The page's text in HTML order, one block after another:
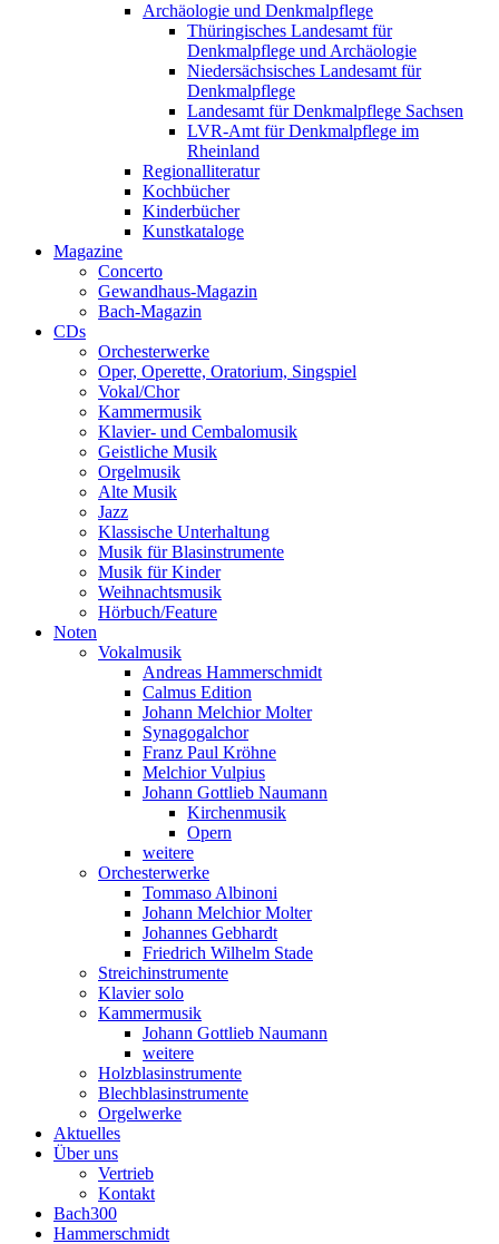
Archäologie und Denkmalpflege
Thüringisches Landesamt für
Denkmalpflege und Archäologie
Niedersächsisches Landesamt für
Denkmalpflege
Landesamt für Denkmalpflege Sachsen
LVR-Amt für Denkmalpflege im
Rheinland
Regionalliteratur
Kochbücher
Kinderbücher
Kunstkataloge
Magazine
Concerto
Gewandhaus-Magazin
Bach-Magazin
CDs
Orchesterwerke
Oper, Operette, Oratorium, Singspiel
Vokal/Chor
Kammermusik
Klavier- und Cembalomusik
Geistliche Musik
Orgelmusik
Alte Musik
Jazz
Klassische Unterhaltung
Musik für Blasinstrumente
Musik für Kinder
Weihnachtsmusik
Hörbuch/Feature
Noten
Vokalmusik
Andreas Hammerschmidt
Calmus Edition
Johann Melchior Molter
Synagogalchor
Franz Paul Kröhne
Melchior Vulpius
Johann Gottlieb Naumann
Kirchenmusik
Opern
weitere
Orchesterwerke
Tommaso Albinoni
Johann Melchior Molter
Johannes Gebhardt
Friedrich Wilhelm Stade
Streichinstrumente
Klavier solo
Kammermusik
Johann Gottlieb Naumann
weitere
Holzblasinstrumente
Blechblasinstrumente
Orgelwerke
Aktuelles
Über uns
Vertrieb
Kontakt
Bach300
Hammerschmidt